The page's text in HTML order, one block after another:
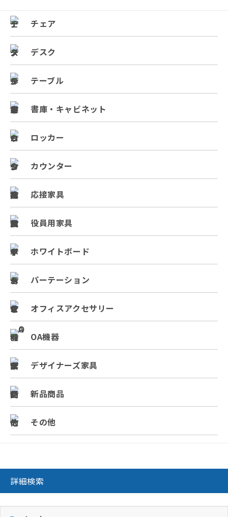
チェア
デスク
テーブル
書庫・キャビネット
ロッカー
カウンター
応接家具
役員用家具
ホワイトボード
パーテーション
オフィスアクセサリー
OA機器
デザイナーズ家具
新品商品
その他
詳細検索